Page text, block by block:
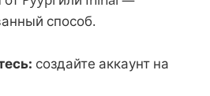
способ.
создайте аккаунт на